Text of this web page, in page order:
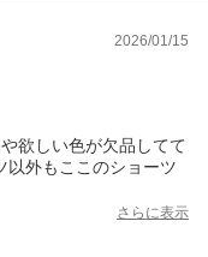
2026/01/15
欲しい色が欠品してて
以外もここのショーツ
さらに表示